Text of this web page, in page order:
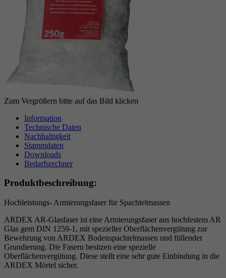
Zum Vergrößern bitte auf das Bild klicken
Information
Technische Daten
Nachhaltigkeit
Stammdaten
Downloads
Bedarfsrechner
Produktbeschreibung:
Hochleistungs- Armierungsfaser für Spachtelmassen
ARDEX AR-Glasfaser ist eine Armierungsfaser aus hochfestem AR
Glas gem DIN 1259-1, mit spezieller Oberflächenvergütung zur
Bewehrung von ARDEX Bodenspachtelmassen und füllender
Grundierung. Die Fasern besitzen eine spezielle
Oberflächenvergütung. Diese stellt eine sehr gute Einbindung in die
ARDEX Mörtel sicher.
Anbieter Google reCAPTCHA
Laufzeit 6 Monate
(_GRECAPTCHA), wenn es zum Zweck der
Risikoanalyse ausgeführt wird.